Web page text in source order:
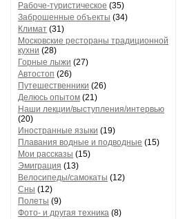
Рабоче-туристическое (35)
Заброшенные объекты (34)
Климат (31)
Московские рестораны традиционной
кухни (28)
Горные лыжи (27)
Автостоп (26)
Путешественники (26)
Делюсь опытом (21)
Наши лекции/выступления/интервью
(20)
Иностранные языки (19)
Плавания водные и подводные (15)
Мои рассказы (15)
Эмиграция (13)
Велосипеды/самокаты (12)
Сны (12)
Полеты (9)
Фото- и другая техника (8)